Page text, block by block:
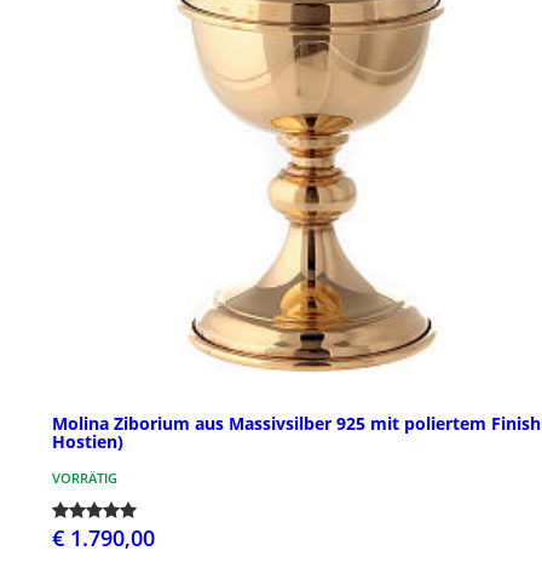
Molina Ziborium aus Massivsilber 925 mit poliertem
Hostien)
VORRÄTIG
€ 1.790,00